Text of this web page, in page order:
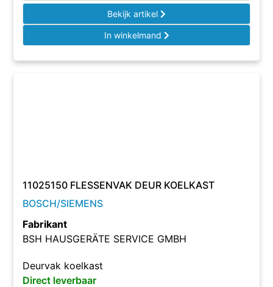
Bekijk artikel
In winkelmand
11025150 FLESSENVAK DEUR KOELKAST
BOSCH/SIEMENS
Fabrikant
BSH HAUSGERÄTE SERVICE GMBH
Deurvak koelkast
Direct leverbaar